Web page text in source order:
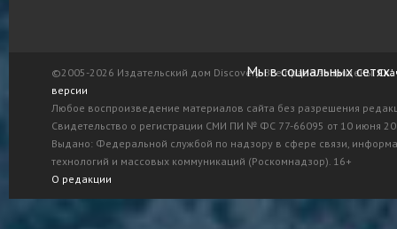
©2005-2026 Издательский дом Discovery. Все права защищены.
версии
Любое воспроизведение материалов сайта без разрешения
Свидетельство о регистрации СМИ ПИ № ФС 77-66095 от 10 июня
Выдано: Федеральной службой по надзору в сфере связи,
технологий и массовых коммуникаций (Роскомнадзор). 16+
О редакции
Мы в социальных сетях: